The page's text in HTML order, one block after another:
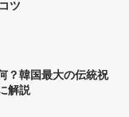
ツ
？韓国最大の伝統祝
解説